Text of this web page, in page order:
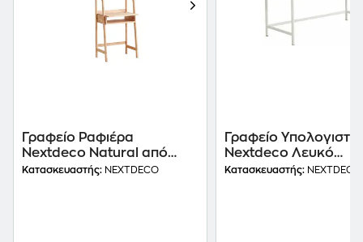
Γραφείο Ραφιέρα
Nextdeco Natural από
Μασίφ Ξύλο 77x100cm
Κατασκευαστής: NEXTDECO
Γραφείο Υπολογιστή
Nextdeco Λευκό
132x76cm
Κατασκευαστής: NEXTDECO